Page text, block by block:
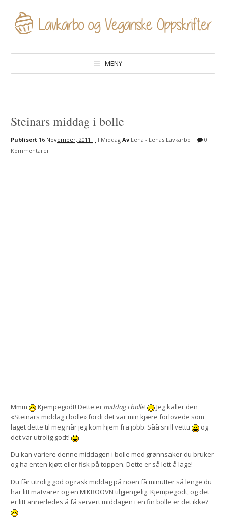
MENY
Steinars middag i bolle
Publisert 16 November, 2011 | I Middag Av Lena - Lenas Lavkarbo |
0
Kommentarer
Mmm Kjempegodt! Dette ermiddag i bolle!
Jeg kaller den
«Steinars middag i bolle» fordi det var min kjære forlovede som
laget dette til meg når jeg kom hjem fra jobb. Såå snill vettu
og
det var utrolig godt!
Du kan variere denne middagen i bolle med grønnsaker du bruker
og ha enten kjøtt eller fisk på toppen. Dette er så lett å lage!
Du får utrolig god og rask middag på noen få minutter så lenge du
har litt matvarer og en MIKROOVN tilgjengelig. Kjempegodt, og det
er litt annerledes å få servert middagen i en fin bolle er det ikke?